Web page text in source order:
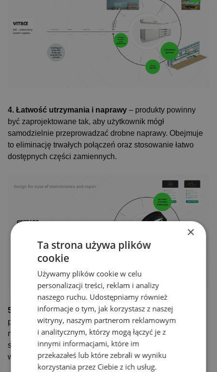
4. Łatwość utrzymania i naprawy – produkty powinny
być zaprojektowane tak, aby użytkownik mógł
samodzielnie przeprowadzać drobne naprawy. Obejmuje
to eliminację trwałych połączeń oraz stosowanie łatwo
dostępnych części zamiennych.
5. Możliwość dostosowania i unowocześnienia
projektowanie produktów z myślą o przyszłych
modyfikacjach i rozbudowie. Przykładem są modułowe
smartfony, których poszczególne komponenty można
wymieniać bez konieczności zakupu nowego urządzenia.
×
Ta strona używa plików
cookie
Używamy plików cookie w celu
personalizacji treści, reklam i analizy
naszego ruchu. Udostępniamy również
informacje o tym, jak korzystasz z naszej
witryny, naszym partnerom reklamowym
i analitycznym, którzy mogą łączyć je z
innymi informacjami, które im
przekazałeś lub które zebrali w wyniku
korzystania przez Ciebie z ich usług.